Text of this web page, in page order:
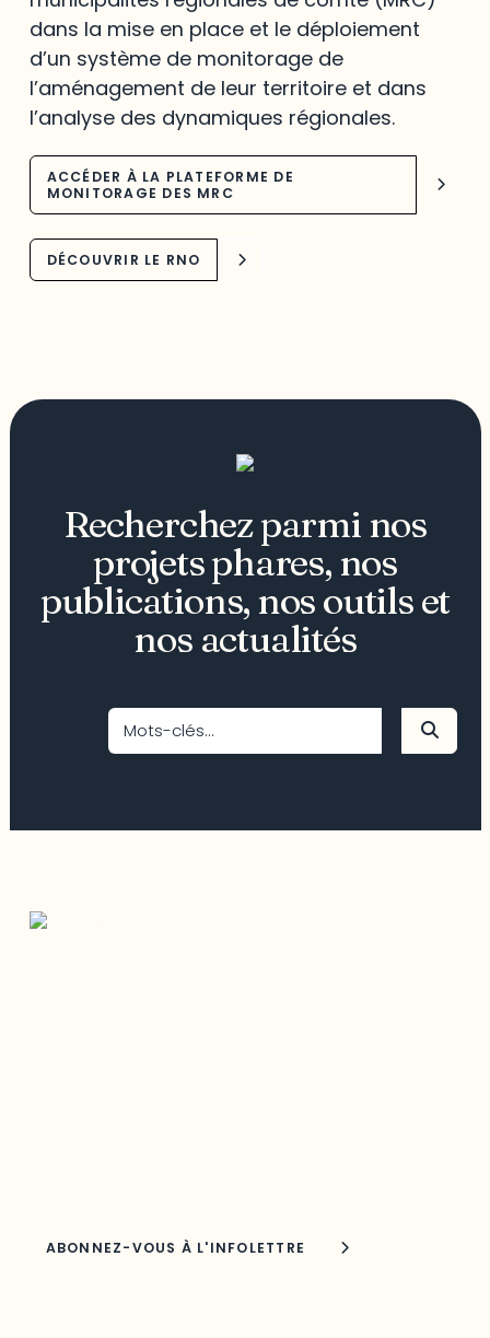
dans la mise en place et le déploiement
d’un système de monitorage de
l’aménagement de leur territoire et dans
l’analyse des dynamiques régionales.
ACCÉDER À LA PLATEFORME DE
MONITORAGE DES MRC
DÉCOUVRIR LE RNO
Recherchez parmi nos
projets phares, nos
publications, nos outils et
nos actualités